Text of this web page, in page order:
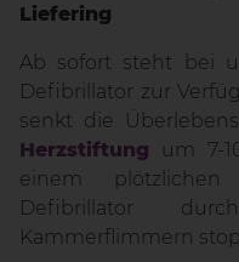
Liefering
Ab sofort steht bei
Defibrillator zur
senkt die
Herzstiftung
um 7-
einem
Defibrillator
Kammerflimmern